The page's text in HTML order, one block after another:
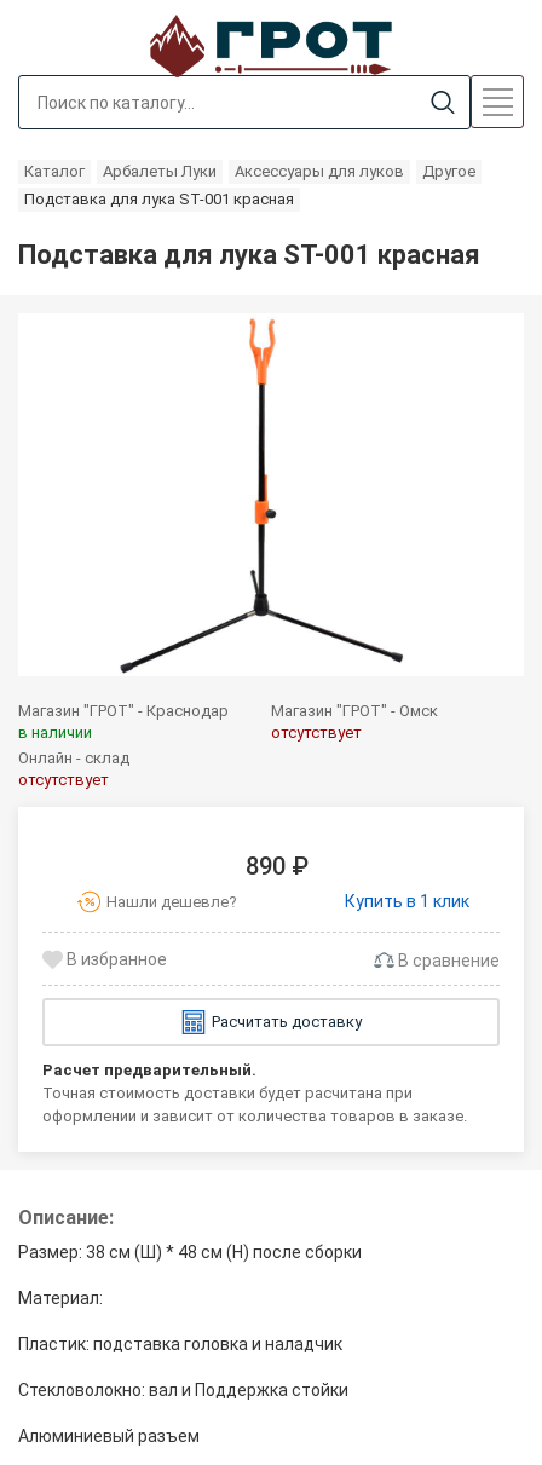
Каталог Арбалеты Луки Аксессуары для луков
Другое
Подставка для лука ST-001 красная
Подставка для лука ST-001 красная
Магазин "ГРОТ" - Краснодар
в наличии
Магазин "ГРОТ" - Омск
отсутствует
Онлайн - склад
отсутствует
890 ₽
Нашли дешевле? Купить в 1 клик
В сравнение
Расчитать доставку
Расчет предварительный.
Точная стоимость доставки будет расчитана при
оформлении и зависит от количества товаров в заказе.
Описание:
Размер: 38 см (Ш) * 48 см (H) после сборки
Материал:
Пластик: подставка головка и наладчик
Стекловолокно: вал и Поддержка стойки
Алюминиевый разъем